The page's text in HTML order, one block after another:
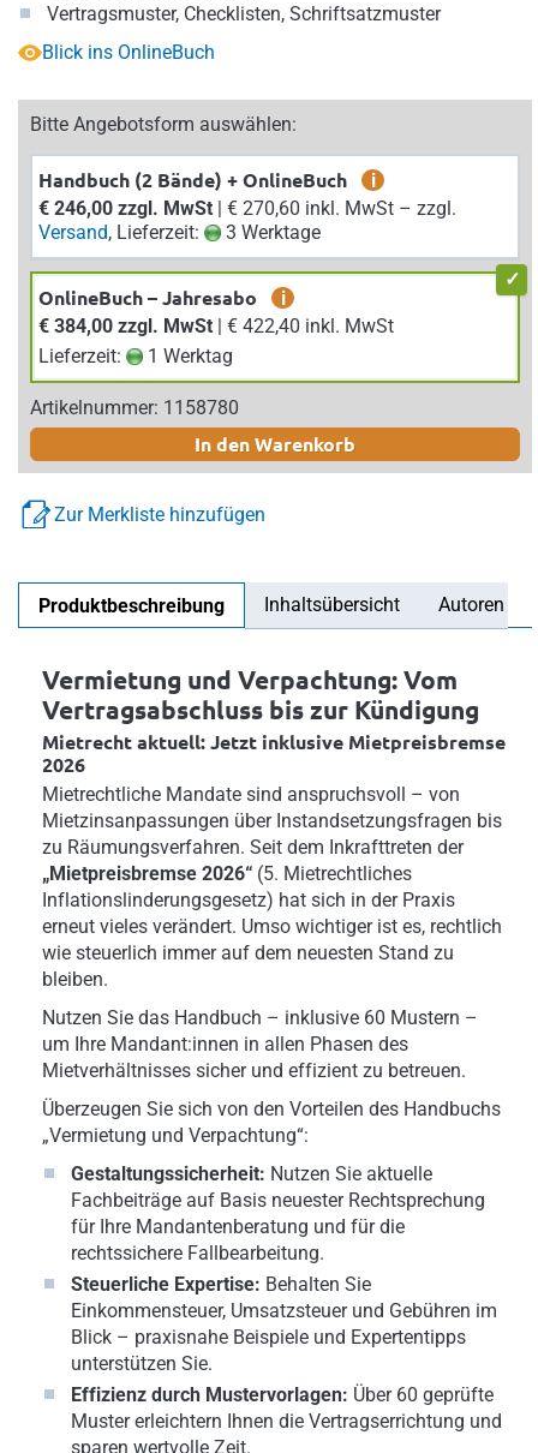
Vertragsmuster, Checklisten, Schriftsatzmuster
Blick ins OnlineBuch
Bitte Angebotsform auswählen:
Handbuch (2 Bände) + OnlineBuch
i
€ 246,00 zzgl. MwSt
| € 270,60 inkl. MwSt – zzgl.
Versand, Lieferzeit: 3 Werktage
OnlineBuch – Jahresabo
i
€ 384,00 zzgl. MwSt
| € 422,40 inkl. MwSt
Lieferzeit:
1 Werktag
Artikelnummer: 1158780
In den Warenkorb
Zur Merkliste hinzufügen
Produktbeschreibung Inhaltsübersicht Autoren
Vermietung und Verpachtung: Vom
Vertragsabschluss bis zur Kündigung
Mietrecht aktuell: Jetzt inklusive Mietpreisbremse
2026
Mietrechtliche Mandate sind anspruchsvoll – von
Mietzinsanpassungen über Instandsetzungsfragen bis
zu Räumungsverfahren. Seit dem Inkrafttreten der
„Mietpreisbremse 2026“ (5. Mietrechtliches
Inflationslinderungsgesetz) hat sich in der Praxis
erneut vieles verändert. Umso wichtiger ist es, rechtlich
wie steuerlich immer auf dem neuesten Stand zu
bleiben.
Nutzen Sie das Handbuch – inklusive 60 Mustern –
um Ihre Mandant:innen in allen Phasen des
Mietverhältnisses sicher und effizient zu betreuen.
Überzeugen Sie sich von den Vorteilen des Handbuchs
„Vermietung und Verpachtung“:
Gestaltungssicherheit: Nutzen Sie aktuelle
Fachbeiträge auf Basis neuester Rechtsprechung
für Ihre Mandantenberatung und für die
rechtssichere Fallbearbeitung.
Steuerliche Expertise: Behalten Sie
Einkommensteuer, Umsatzsteuer und Gebühren im
Blick – praxisnahe Beispiele und Expertentipps
unterstützen Sie.
Effizienz durch Mustervorlagen: Über 60 geprüfte
Muster erleichtern Ihnen die Vertragserrichtung und
sparen wertvolle Zeit.